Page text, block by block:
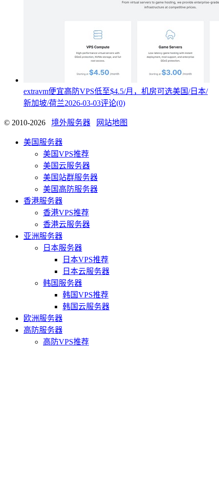
extravm便宜高防VPS低至$4.5/月，机房可选美国/日本/
新加坡/荷兰2026-03-03评论(0)
© 2010-2026 境外服务器 网站地图
美国服务器
美国VPS推荐
美国云服务器
美国站群服务器
美国高防服务器
香港服务器
香港VPS推荐
香港云服务器
亚洲服务器
日本服务器
日本VPS推荐
日本云服务器
韩国服务器
韩国VPS推荐
韩国云服务器
欧洲服务器
高防服务器
高防VPS推荐